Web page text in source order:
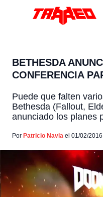
BETHESDA
CONFERENCIA
Puede que falten
Bethesda (Fallout,
anunciado los planes
esta será realizada el
había confirmado su
compañía también
Por Patricio Navia el 01/02/2016